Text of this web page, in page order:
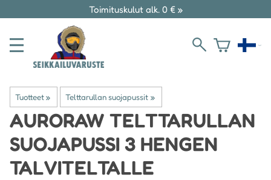
Toimituskulut alk. 0 € »
Tuotteet‪» Telttarullan suojapussit ‪»
AURORAW TELTTARULLAN
SUOJAPUSSI 3 HENGEN
TALVITELTALLE